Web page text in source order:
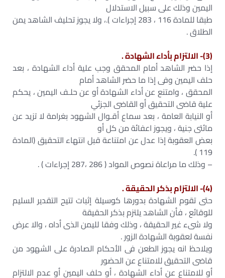
اليمين وذلك على سبيل الاستدلال
طبقا للمادة 116 ، 283 إجراءات ).، ولا يجوز تحليف الشاهد يمن
الطلاق .
(3)- الالتزام بأداء الشهادة .
إذا حضر الشاهد أمام المحقق وجب علية أداء الشهادة ، بعد
حلف اليمين وفى إذا ما حضر الشاهد أمام
المحقق ، وامتنع عن أداء الشهادة أو عن حلـف اليمين ، يحكم
علية قاضى التحقيق أو القاضى الجزئي
أو النيابة العامة ، بعد سماع أقـوال الشهود بغرامة لا تزيد عن
مائتى جنية ، ويجوز اعفائة من كل أو
بعض العقوبة إذا عدل عن امتناعة قبل انتهاء التحقيق (المادة
119 ).
– وذلك ما مراعاة نصوص المواد ( 286 ،287 إجراءات ) .
(4)- الالتزام بذكر الحقيقة .
حتى تقوم الشهادة بدورها كوسيلة إثبات تتيح التقدير السليم
للوقائع ، فأن الشاهد يلتزم بذكر الحقيقة
ولا شىء غير الحقيقة ، وذلك وفقا لليمن الذى أداه ، والا عرض
نفسة لعقوبة الشهادة الزور .
ويلاحظ انه يجوز الطعن فى الأحكام الصادرة على الشهود من
قاضى التحقيق للامتناع عن الحضور
أو للامتناع عن أداء الشهادة ، أو حلف اليمين أو عدم الالتزام